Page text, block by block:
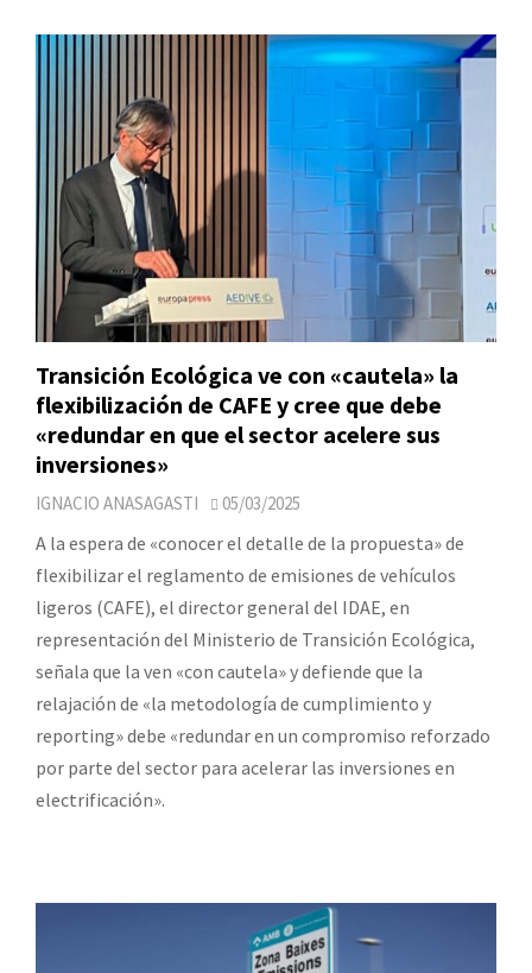
Transición Ecológica ve con «cautela» la
flexibilización de CAFE y cree que debe
«redundar en que el sector acelere sus
inversiones»
IGNACIO ANASAGASTI 05/03/2025
A la espera de «conocer el detalle de la propuesta» de
flexibilizar el reglamento de emisiones de vehículos
ligeros (CAFE), el director general del IDAE, en
representación del Ministerio de Transición Ecológica,
señala que la ven «con cautela» y defiende que la
relajación de «la metodología de cumplimiento y
reporting» debe «redundar en un compromiso reforzado
por parte del sector para acelerar las inversiones en
electrificación».